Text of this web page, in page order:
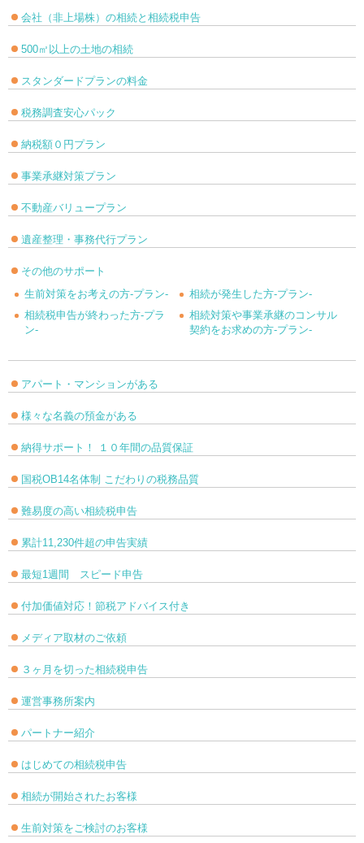
会社（非上場株）の相続と相続税申告
500㎡以上の土地の相続
スタンダードプランの料金
税務調査安心パック
納税額０円プラン
事業承継対策プラン
不動産バリュープラン
遺産整理・事務代行プラン
その他のサポート
生前対策をお考えの方-プラン-
相続が発生した方-プラン-
相続税申告が終わった方-プラ
ン-
相続対策や事業承継のコンサル
契約をお求めの方-プラン-
アパート・マンションがある
様々な名義の預金がある
納得サポート！ １０年間の品質保証
国税OB14名体制 こだわりの税務品質
難易度の高い相続税申告
累計11,230件超の申告実績
最短1週間 スピード申告
付加価値対応！節税アドバイス付き
メディア取材のご依頼
３ヶ月を切った相続税申告
運営事務所案内
パートナー紹介
はじめての相続税申告
相続が開始されたお客様
生前対策をご検討のお客様